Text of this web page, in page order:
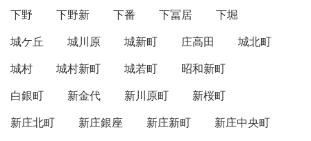
下野
下野新 下番 下冨居
下堀
城ケ丘
城川原 城新町 庄高田
城北町
城村
城村新町 城若町
昭和新町
白銀町
新金代 新川原町
新桜町
新庄北町
新庄銀座 新庄新町
新庄中央町